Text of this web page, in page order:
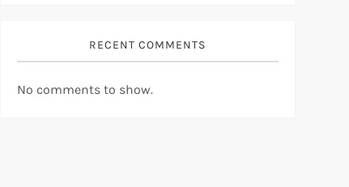
RECENT COMMENTS
No comments to show.